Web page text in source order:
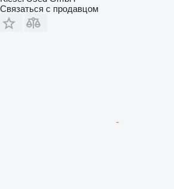
Связаться с продавцом